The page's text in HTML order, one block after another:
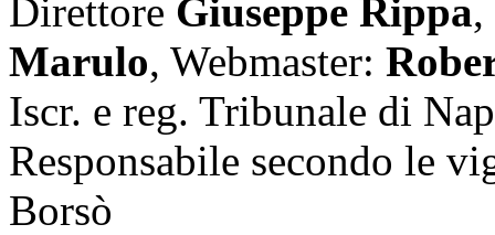
Direttore Giuseppe Rippa,
Marulo, Webmaster:
Iscr. e reg. Tribunale di
Responsabile secondo le
Borsò